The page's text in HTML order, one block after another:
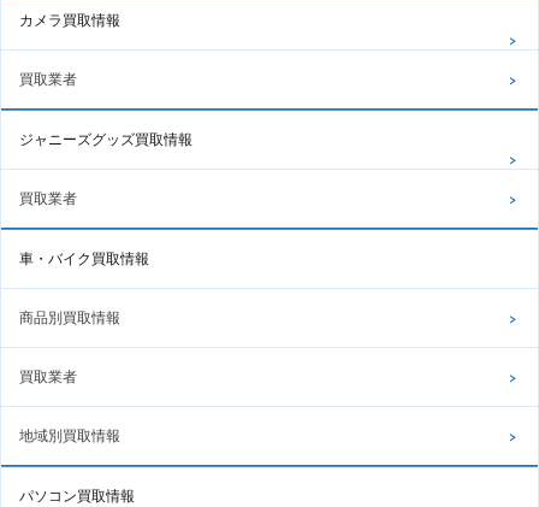
カメラ買取情報
買取業者
ジャニーズグッズ買取情報
買取業者
車・バイク買取情報
商品別買取情報
買取業者
地域別買取情報
パソコン買取情報